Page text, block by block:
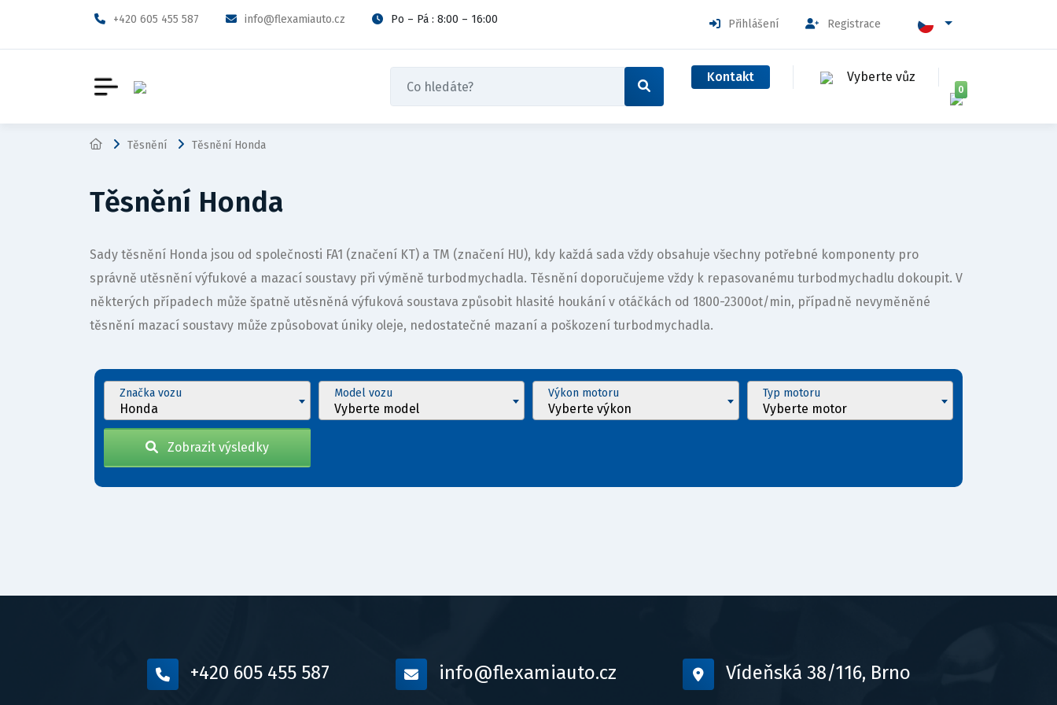
+420 605 455 587 info@flexamiauto.cz Po – Pá : 8:00 – 16:00 Přihlášení Registrace
Kontakt Vyberte vůz
0
Těsnění Těsnění Honda
Těsnění Honda
Sady těsnění Honda jsou od společnosti FA1 (značení KT) a TM (značení HU), kdy každá sada vždy obsahuje všechny potřebné komponenty pro
správně utěsnění výfukové a mazací soustavy při výměně turbodmychadla. Těsnění doporučujeme vždy k repasovanému turbodmychadlu dokoupit. V
některých případech může špatně utěsněná výfuková soustava způsobit hlasité houkání v otáčkách od 1800-2300ot/min, případně nevyměněné
těsnění mazací soustavy může způsobovat úniky oleje, nedostatečné mazaní a poškození turbodmychadla.
Honda
Značka vozu
Vyberte model
Model vozu
Vyberte výkon
Výkon motoru
Vyberte motor
Typ motoru
Zobrazit výsledky
+420 605 455 587 info@flexamiauto.cz Vídeňská 38/116, Brno